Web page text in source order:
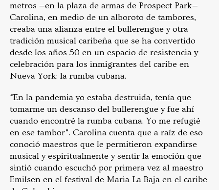
metros —en la plaza de armas de Prospect Park—
Carolina, en medio de un alboroto de tambores,
creaba una alianza entre el bullerengue y otra
tradición musical caribeña que se ha convertido
desde los años 50 en un espacio de resistencia y
celebración para los inmigrantes del caribe en
Nueva York: la rumba cubana.
“En la pandemia yo estaba destruida, tenía que
tomarme un descanso del bullerengue y fue ahí
cuando encontré la rumba cubana. Yo me refugié
en ese tambor”. Carolina cuenta que a raíz de eso
conoció maestros que le permitieron expandirse
musical y espiritualmente y sentir la emoción que
sintió cuando escuchó por primera vez al maestro
Emilsen en el festival de Maria La Baja en el caribe